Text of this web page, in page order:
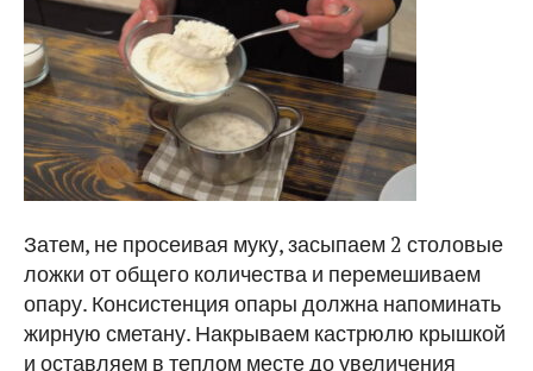
Затем, не просеивая муку, засыпаем 2 столовые
ложки от общего количества и перемешиваем
опару. Консистенция опары должна напоминать
жирную сметану. Накрываем кастрюлю крышкой
и оставляем в теплом месте до увеличения